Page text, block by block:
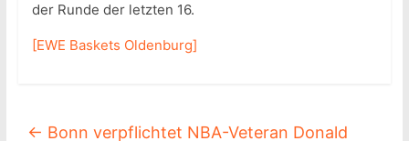
der Runde der letzten 16.
[EWE Baskets Oldenburg]
← Bonn verpflichtet NBA-Veteran Donald